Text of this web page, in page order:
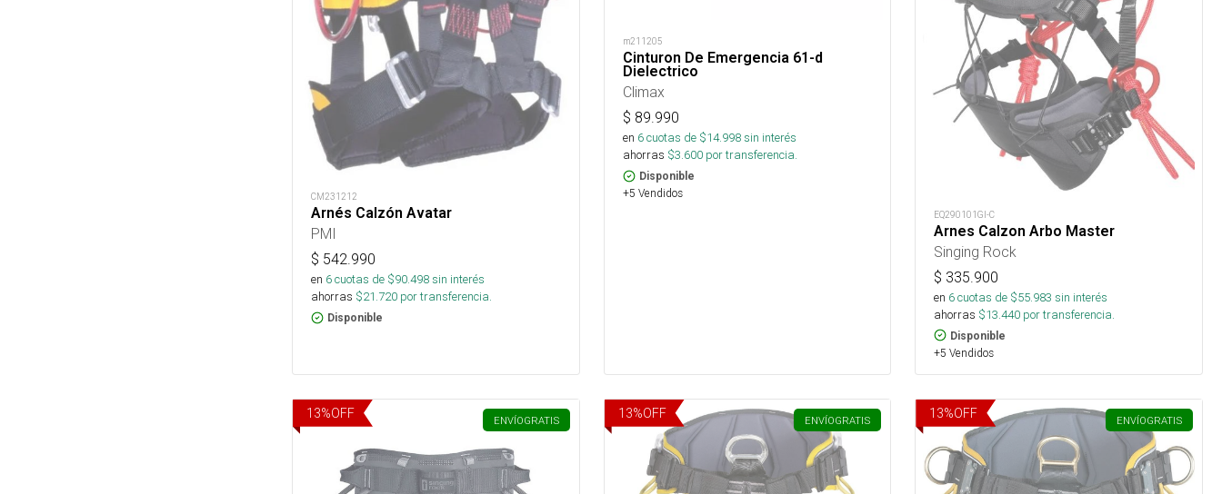
CM231212
Arnés Calzón Avatar
PMI
$ 542.990
en 6cuotas de $90.498sin interés
ahorras $21.720 por transferencia.
Disponible
m211205
Cinturon De Emergencia 61-d
Dielectrico
Climax
$ 89.990
en 6cuotas de $14.998sin interés
ahorras $3.600por transferencia.
Disponible
+5 Vendidos
EQ290101GI-C
Arnes Calzon Arbo Master
Singing Rock
$ 335.900
en 6cuotas de $55.983 sin interés
ahorras $13.440 por transferencia.
Disponible
+5 Vendidos
13%OFF ENVÍOGRATIS 13%OFF ENVÍOGRATIS 13%OFF ENVÍOGRATIS